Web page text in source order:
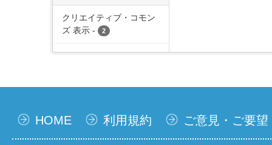
クリエイティブ・コモン
ズ 表示 - 2
HOME 利用規約 ご意見・ご要望